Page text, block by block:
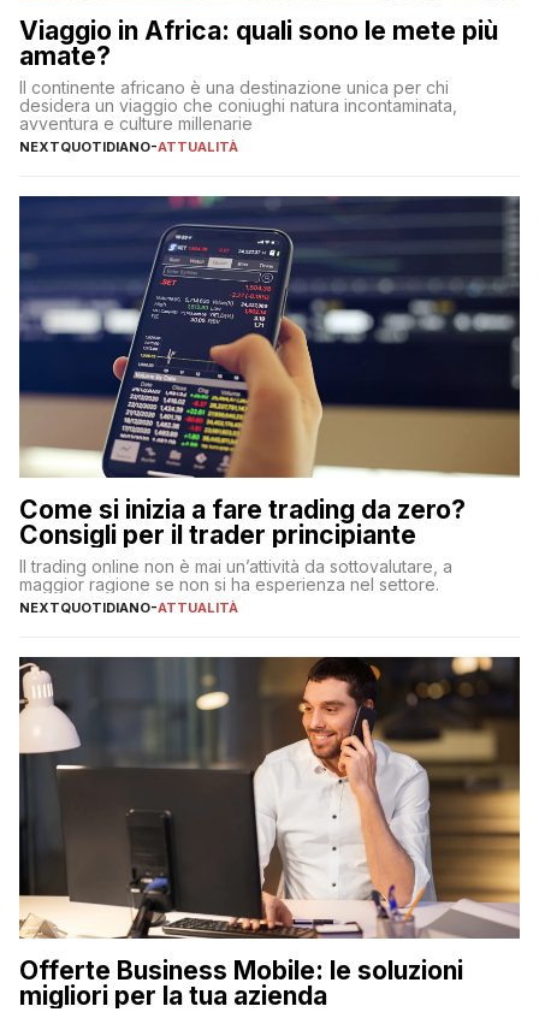
Viaggio in Africa: quali sono le mete più
amate?
Il continente africano è una destinazione unica per chi
desidera un viaggio che coniughi natura incontaminata,
avventura e culture millenarie
NEXTQUOTIDIANO-ATTUALITÀ
Come si inizia a fare trading da zero?
Consigli per il trader principiante
Il trading online non è mai un’attività da sottovalutare, a
maggior ragione se non si ha esperienza nel settore.
NEXTQUOTIDIANO-ATTUALITÀ
Offerte Business Mobile: le soluzioni
migliori per la tua azienda